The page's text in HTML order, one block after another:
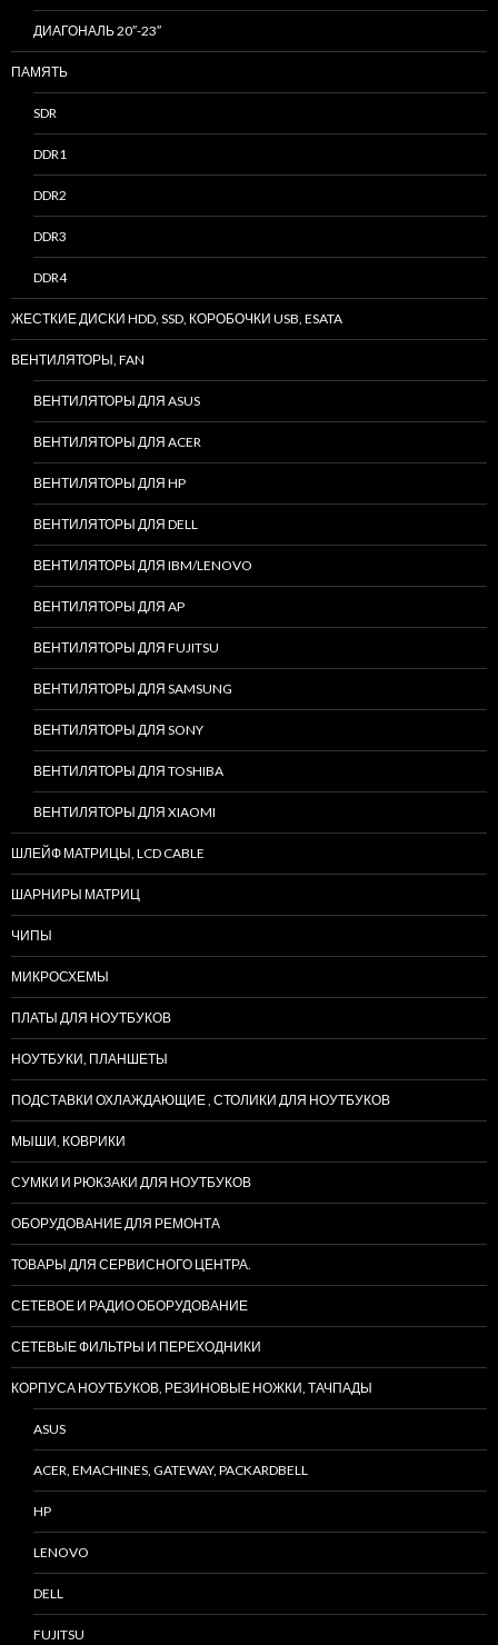
ДИАГОНАЛЬ 20″-23″
ПАМЯТЬ
SDR
DDR1
DDR2
DDR3
DDR4
ЖЕСТКИЕ ДИСКИ HDD, SSD, КОРОБОЧКИ USB, ESATA
ВЕНТИЛЯТОРЫ, FAN
ВЕНТИЛЯТОРЫ ДЛЯ ASUS
ВЕНТИЛЯТОРЫ ДЛЯ ACER
ВЕНТИЛЯТОРЫ ДЛЯ HP
ВЕНТИЛЯТОРЫ ДЛЯ DELL
ВЕНТИЛЯТОРЫ ДЛЯ IBM/LENOVO
ВЕНТИЛЯТОРЫ ДЛЯ AP
ВЕНТИЛЯТОРЫ ДЛЯ FUJITSU
ВЕНТИЛЯТОРЫ ДЛЯ SAMSUNG
ВЕНТИЛЯТОРЫ ДЛЯ SONY
ВЕНТИЛЯТОРЫ ДЛЯ TOSHIBA
ВЕНТИЛЯТОРЫ ДЛЯ XIAOMI
ШЛЕЙФ МАТРИЦЫ, LCD CABLE
ШАРНИРЫ МАТРИЦ
ЧИПЫ
МИКРОСХЕМЫ
ПЛАТЫ ДЛЯ НОУТБУКОВ
НОУТБУКИ, ПЛАНШЕТЫ
ПОДСТАВКИ ОХЛАЖДАЮЩИЕ , СТОЛИКИ ДЛЯ НОУТБУКОВ
МЫШИ, КОВРИКИ
СУМКИ И РЮКЗАКИ ДЛЯ НОУТБУКОВ
ОБОРУДОВАНИЕ ДЛЯ РЕМОНТА
ТОВАРЫ ДЛЯ СЕРВИСНОГО ЦЕНТРА.
СЕТЕВОЕ И РАДИО ОБОРУДОВАНИЕ
СЕТЕВЫЕ ФИЛЬТРЫ И ПЕРЕХОДНИКИ
КОРПУСА НОУТБУКОВ, РЕЗИНОВЫЕ НОЖКИ, ТАЧПАДЫ
ASUS
ACER, EMACHINES, GATEWAY, PACKARDBELL
HP
LENOVO
DELL
FUJITSU